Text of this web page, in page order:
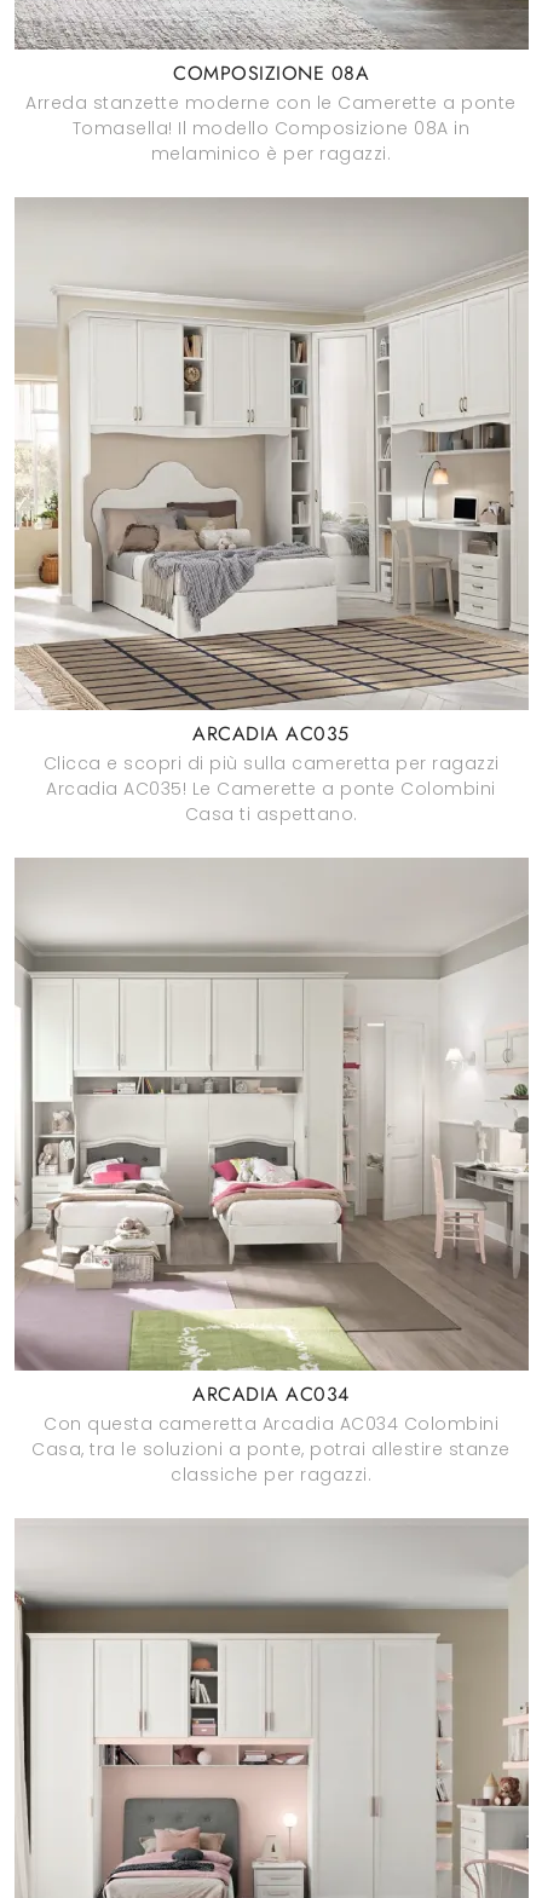
COMPOSIZIONE 08A
Arreda stanzette moderne con le Camerette a ponte
Tomasella! Il modello Composizione 08A in
melaminico è per ragazzi.
ARCADIA AC035
Clicca e scopri di più sulla cameretta per ragazzi
Arcadia AC035! Le Camerette a ponte Colombini
Casa ti aspettano.
ARCADIA AC034
Con questa cameretta Arcadia AC034 Colombini
Casa, tra le soluzioni a ponte, potrai allestire stanze
classiche per ragazzi.